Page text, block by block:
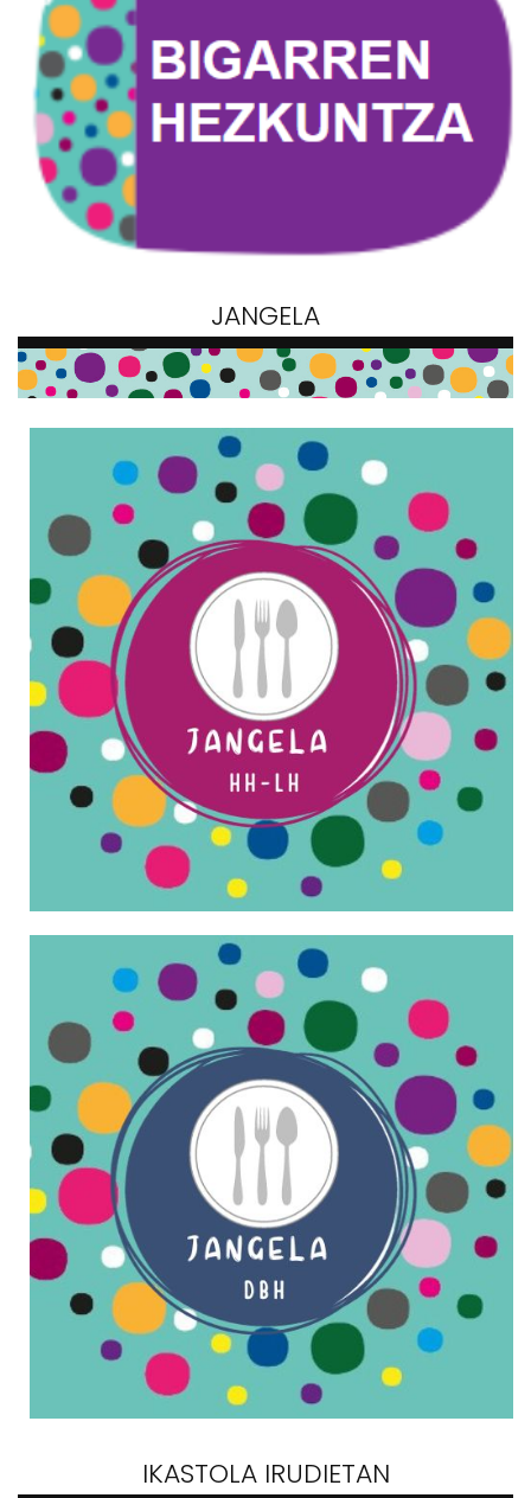
JANGELA
IKASTOLA IRUDIETAN